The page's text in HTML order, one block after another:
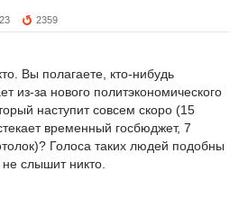
2359
Вы полагаете, кто-нибудь
из-за нового политэкономического
наступит совсем скоро (15
временный госбюджет, 7
Голоса таких людей подобны
слышит никто.